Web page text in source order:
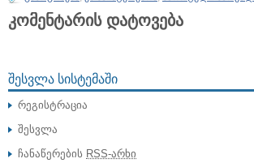
კომენტარის დატოვება
ᲨᲔᲡᲕᲚᲐ ᲡᲘᲡᲢᲔᲛᲐᲨᲘ
რეგისტრაცია
შესვლა
ჩანაწერების RSS-არხი